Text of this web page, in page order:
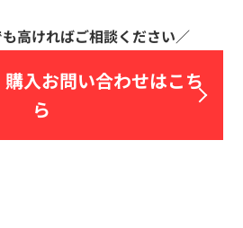
購入お問い合わせはこち
ら